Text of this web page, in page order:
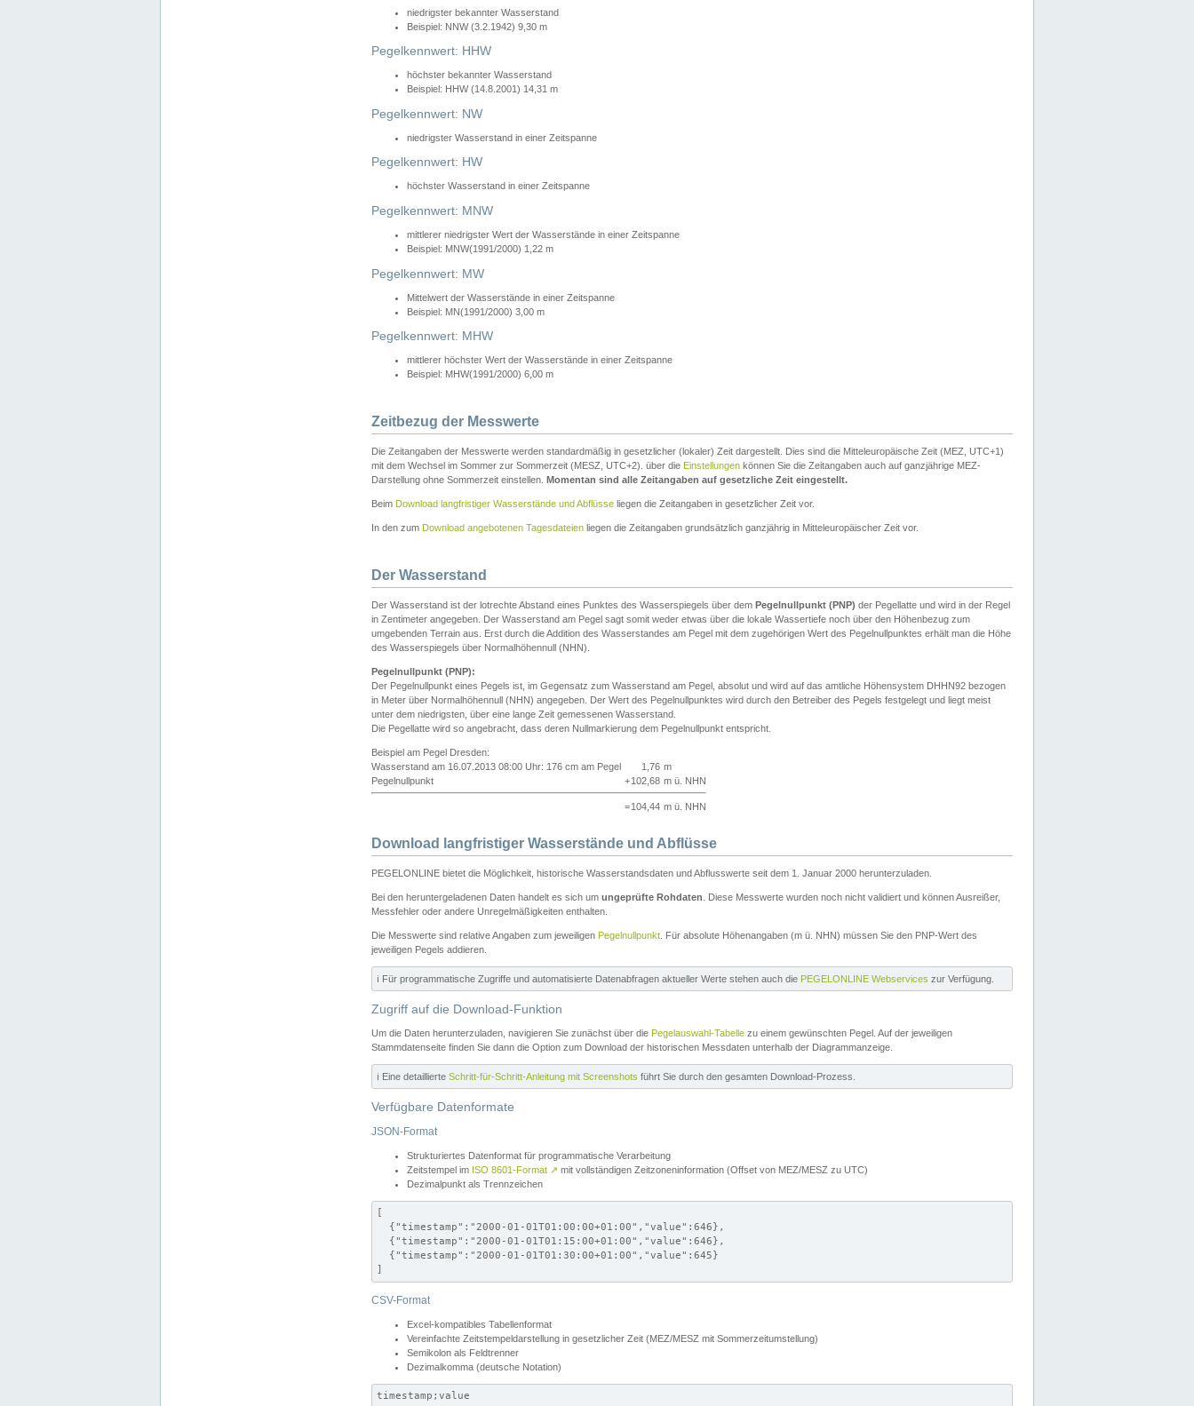
niedrigster bekannter Wasserstand
Beispiel: NNW (3.2.1942) 9,30 m
Pegelkennwert: HHW
höchster bekannter Wasserstand
Beispiel: HHW (14.8.2001) 14,31 m
Pegelkennwert: NW
niedrigster Wasserstand in einer Zeitspanne
Pegelkennwert: HW
höchster Wasserstand in einer Zeitspanne
Pegelkennwert: MNW
mittlerer niedrigster Wert der Wasserstände in einer Zeitspanne
Beispiel: MNW(1991/2000) 1,22 m
Pegelkennwert: MW
Mittelwert der Wasserstände in einer Zeitspanne
Beispiel: MN(1991/2000) 3,00 m
Pegelkennwert: MHW
mittlerer höchster Wert der Wasserstände in einer Zeitspanne
Beispiel: MHW(1991/2000) 6,00 m
Zeitbezug der Messwerte
Die Zeitangaben der Messwerte werden standardmäßig in gesetzlicher (lokaler) Zeit dargestellt. Dies sind die Mitteleuropäische Zeit (MEZ, UTC+1)
mit dem Wechsel im Sommer zur Sommerzeit (MESZ, UTC+2). über die Einstellungen können Sie die Zeitangaben auch auf ganzjährige MEZ-
Darstellung ohne Sommerzeit einstellen. Momentan sind alle Zeitangaben auf gesetzliche Zeit eingestellt.
Beim Download langfristiger Wasserstände und Abflüsse liegen die Zeitangaben in gesetzlicher Zeit vor.
In den zum Download angebotenen Tagesdateien liegen die Zeitangaben grundsätzlich ganzjährig in Mitteleuropäischer Zeit vor.
Der Wasserstand
Der Wasserstand ist der lotrechte Abstand eines Punktes des Wasserspiegels über dem Pegelnullpunkt (PNP) der Pegellatte und wird in der Regel
in Zentimeter angegeben. Der Wasserstand am Pegel sagt somit weder etwas über die lokale Wassertiefe noch über den Höhenbezug zum
umgebenden Terrain aus. Erst durch die Addition des Wasserstandes am Pegel mit dem zugehörigen Wert des Pegelnullpunktes erhält man die Höhe
des Wasserspiegels über Normalhöhennull (NHN).
Pegelnullpunkt (PNP):
Der Pegelnullpunkt eines Pegels ist, im Gegensatz zum Wasserstand am Pegel, absolut und wird auf das amtliche Höhensystem DHHN92 bezogen
in Meter über Normalhöhennull (NHN) angegeben. Der Wert des Pegelnullpunktes wird durch den Betreiber des Pegels festgelegt und liegt meist
unter dem niedrigsten, über eine lange Zeit gemessenen Wasserstand.
Die Pegellatte wird so angebracht, dass deren Nullmarkierung dem Pegelnullpunkt entspricht.
Beispiel am Pegel Dresden:
Wasserstand am 16.07.2013 08:00 Uhr: 176 cm am Pegel
1,76 m
Pegelnullpunkt
+102,68 m ü. NHN
=104,44 m ü. NHN
Download langfristiger Wasserstände und Abflüsse
PEGELONLINE bietet die Möglichkeit, historische Wasserstandsdaten und Abflusswerte seit dem 1. Januar 2000 herunterzuladen.
Bei den heruntergeladenen Daten handelt es sich um ungeprüfte Rohdaten . Diese Messwerte wurden noch nicht validiert und können Ausreißer,
Messfehler oder andere Unregelmäßigkeiten enthalten.
Die Messwerte sind relative Angaben zum jeweiligen Pegelnullpunkt . Für absolute Höhenangaben (m ü. NHN) müssen Sie den PNP-Wert des
jeweiligen Pegels addieren.
ℹ️ Für programmatische Zugriffe und automatisierte Datenabfragen aktueller Werte stehen auch die PEGELONLINE Webservices zur Verfügung.
Zugriff auf die Download-Funktion
Um die Daten herunterzuladen, navigieren Sie zunächst über die Pegelauswahl-Tabelle zu einem gewünschten Pegel. Auf der jeweiligen
Stammdatenseite finden Sie dann die Option zum Download der historischen Messdaten unterhalb der Diagrammanzeige.
ℹ️ Eine detaillierte Schritt-für-Schritt-Anleitung mit Screenshots führt Sie durch den gesamten Download-Prozess.
Verfügbare Datenformate
JSON-Format
Strukturiertes Datenformat für programmatische Verarbeitung
Zeitstempel im ISO 8601-Format ↗ mit vollständigen Zeitzoneninformation (Offset von MEZ/MESZ zu UTC)
Dezimalpunkt als Trennzeichen
[
  {"timestamp":"2000-01-01T01:00:00+01:00","value":646},
  {"timestamp":"2000-01-01T01:15:00+01:00","value":646},
  {"timestamp":"2000-01-01T01:30:00+01:00","value":645}
]
CSV-Format
Excel-kompatibles Tabellenformat
Vereinfachte Zeitstempeldarstellung in gesetzlicher Zeit (MEZ/MESZ mit Sommerzeitumstellung)
Semikolon als Feldtrenner
Dezimalkomma (deutsche Notation)
timestamp;value